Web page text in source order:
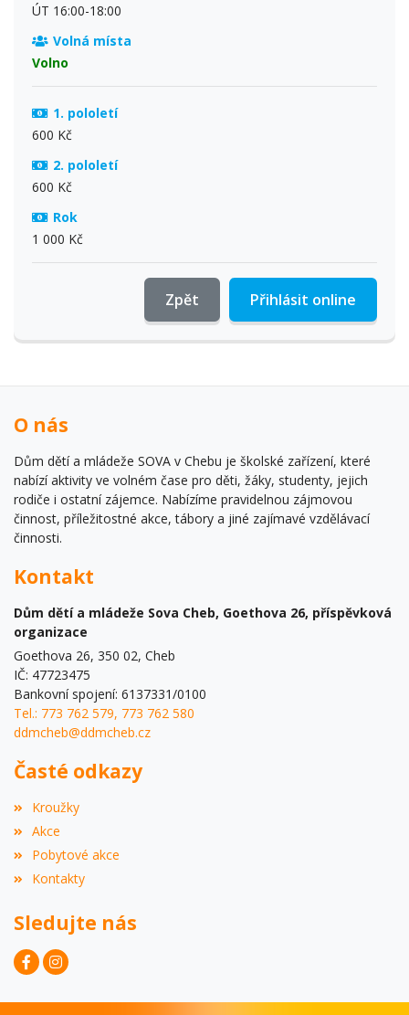
ÚT 16:00-18:00
Volná místa
Volno
1. pololetí
600 Kč
2. pololetí
600 Kč
Rok
1 000 Kč
Přihlásit online
Zpět
O nás
Dům dětí a mládeže SOVA v Chebu je školské zařízení, které
nabízí aktivity ve volném čase pro děti, žáky, studenty, jejich
rodiče i ostatní zájemce. Nabízíme pravidelnou zájmovou
činnost, příležitostné akce, tábory a jiné zajímavé vzdělávací
činnosti.
Kontakt
Dům dětí a mládeže Sova Cheb, Goethova 26, příspěvková
organizace
Goethova 26, 350 02, Cheb
IČ: 47723475
Bankovní spojení: 6137331/0100
Tel.: 773 762 579, 773 762 580
ddmcheb@ddmcheb.cz
Časté odkazy
Kroužky
Akce
Pobytové akce
Kontakty
Sledujte nás